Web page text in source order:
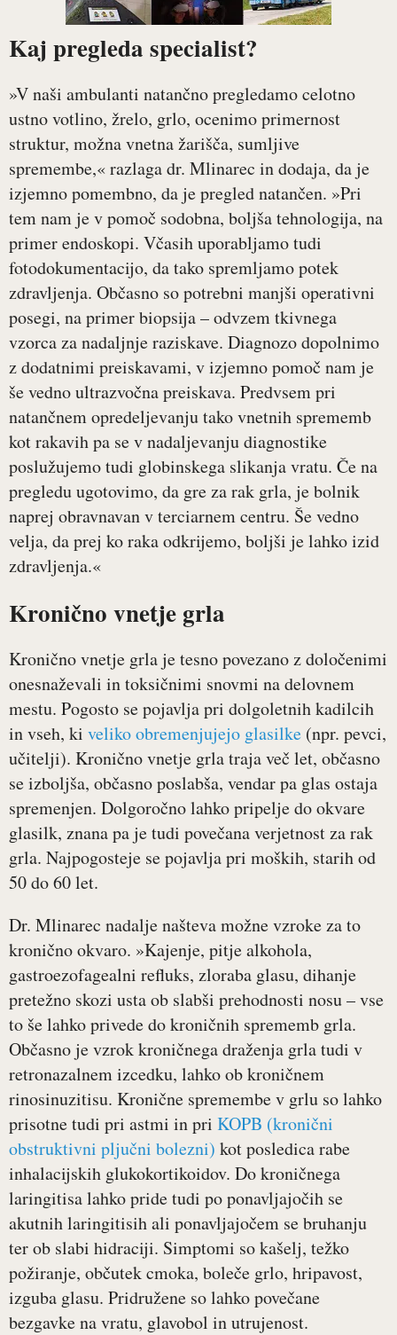
Kaj pregleda specialist?
»V naši ambulanti natančno pregledamo celotno
ustno votlino, žrelo, grlo, ocenimo primernost
struktur, možna vnetna žarišča, sumljive
spremembe,« razlaga dr. Mlinarec in dodaja, da je
izjemno pomembno, da je pregled natančen. »Pri
tem nam je v pomoč sodobna, boljša tehnologija, na
primer endoskopi. Včasih uporabljamo tudi
fotodokumentacijo, da tako spremljamo potek
zdravljenja. Občasno so potrebni manjši operativni
posegi, na primer biopsija – odvzem tkivnega
vzorca za nadaljnje raziskave. Diagnozo dopolnimo
z dodatnimi preiskavami, v izjemno pomoč nam je
še vedno ultrazvočna preiskava. Predvsem pri
natančnem opredeljevanju tako vnetnih sprememb
kot rakavih pa se v nadaljevanju diagnostike
poslužujemo tudi globinskega slikanja vratu. Če na
pregledu ugotovimo, da gre za rak grla, je bolnik
naprej obravnavan v terciarnem centru. Še vedno
velja, da prej ko raka odkrijemo, boljši je lahko izid
zdravljenja.«
Kronično vnetje grla
Kronično vnetje grla je tesno povezano z določenimi
onesnaževali in toksičnimi snovmi na delovnem
mestu. Pogosto se pojavlja pri dolgoletnih kadilcih
in vseh, ki veliko obremenjujejo glasilke (npr. pevci,
učitelji). Kronično vnetje grla traja več let, občasno
se izboljša, občasno poslabša, vendar pa glas ostaja
spremenjen. Dolgoročno lahko pripelje do okvare
glasilk, znana pa je tudi povečana verjetnost za rak
grla. Najpogosteje se pojavlja pri moških, starih od
50 do 60 let.
Dr. Mlinarec nadalje našteva možne vzroke za to
kronično okvaro. »Kajenje, pitje alkohola,
gastroezofagealni refluks, zloraba glasu, dihanje
pretežno skozi usta ob slabši prehodnosti nosu – vse
to še lahko privede do kroničnih sprememb grla.
Občasno je vzrok kroničnega draženja grla tudi v
retronazalnem izcedku, lahko ob kroničnem
rinosinuzitisu. Kronične spremembe v grlu so lahko
prisotne tudi pri astmi in pri KOPB (kronični
obstruktivni pljučni bolezni) kot posledica rabe
inhalacijskih glukokortikoidov. Do kroničnega
laringitisa lahko pride tudi po ponavljajočih se
akutnih laringitisih ali ponavljajočem se bruhanju
ter ob slabi hidraciji. Simptomi so kašelj, težko
požiranje, občutek cmoka, boleče grlo, hripavost,
izguba glasu. Pridružene so lahko povečane
bezgavke na vratu, glavobol in utrujenost.